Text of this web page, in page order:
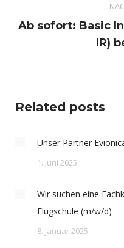
Ab sofort: Basic
IR)
Related posts
Unser Partner
1. Juni 2025
Wir suchen eine
Flugschule (m/w/d)
8. Januar 2025